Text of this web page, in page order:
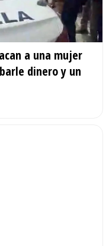
a una mujer
dinero y un